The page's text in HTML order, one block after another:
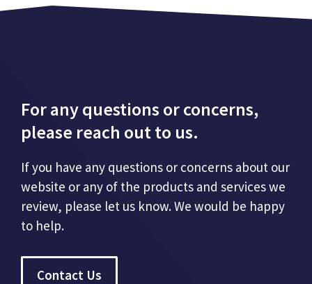
For any questions or concerns,
please reach out to us.
If you have any questions or concerns about our
website or any of the products and services we
review, please let us know. We would be happy
to help.
Contact Us